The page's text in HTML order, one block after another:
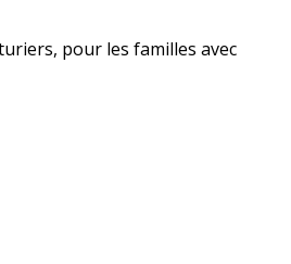
pour les familles avec